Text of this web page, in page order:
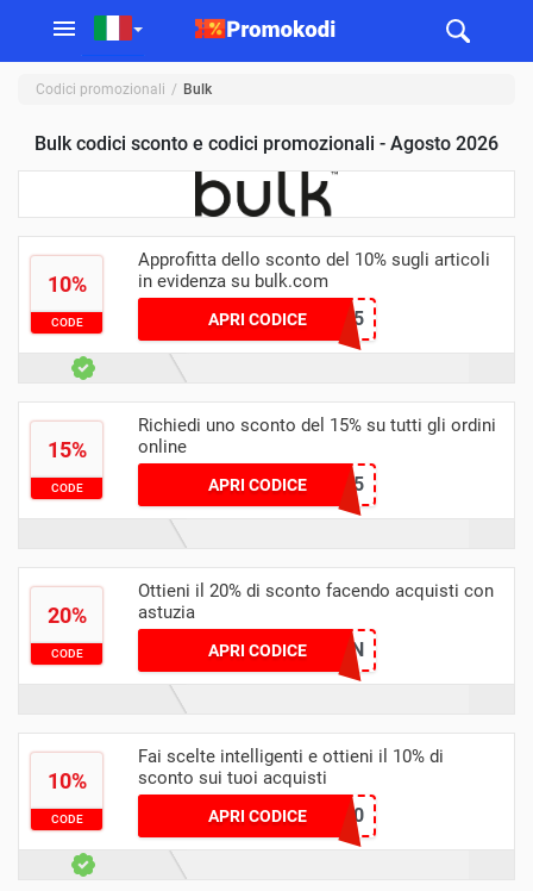
Codici promozionali Bulk
Bulk codici sconto e codici promozionali - Agosto 2026
10%
CODE
Approfitta dello sconto del 10% sugli articoli
in evidenza su bulk.com
APRI CODICEBODY45
15%
CODE
Richiedi uno sconto del 15% su tutti gli ordini
online
APRI CODICE ZOE45
20%
CODE
Ottieni il 20% di sconto facendo acquisti con
astuzia
APRI CODICEWILSON
10%
CODE
Fai scelte intelligenti e ottieni il 10% di
sconto sui tuoi acquisti
APRI CODICEVITAL10